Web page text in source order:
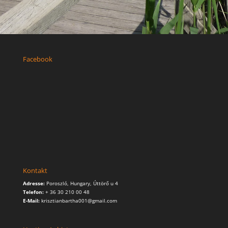
Facebook
Kontakt
Adresse:Poroszló, Hungary, Úttörő u 4
Telefon:+ 36 30 210 00 48
E-Mail:krisztianbartha001@gmail.com